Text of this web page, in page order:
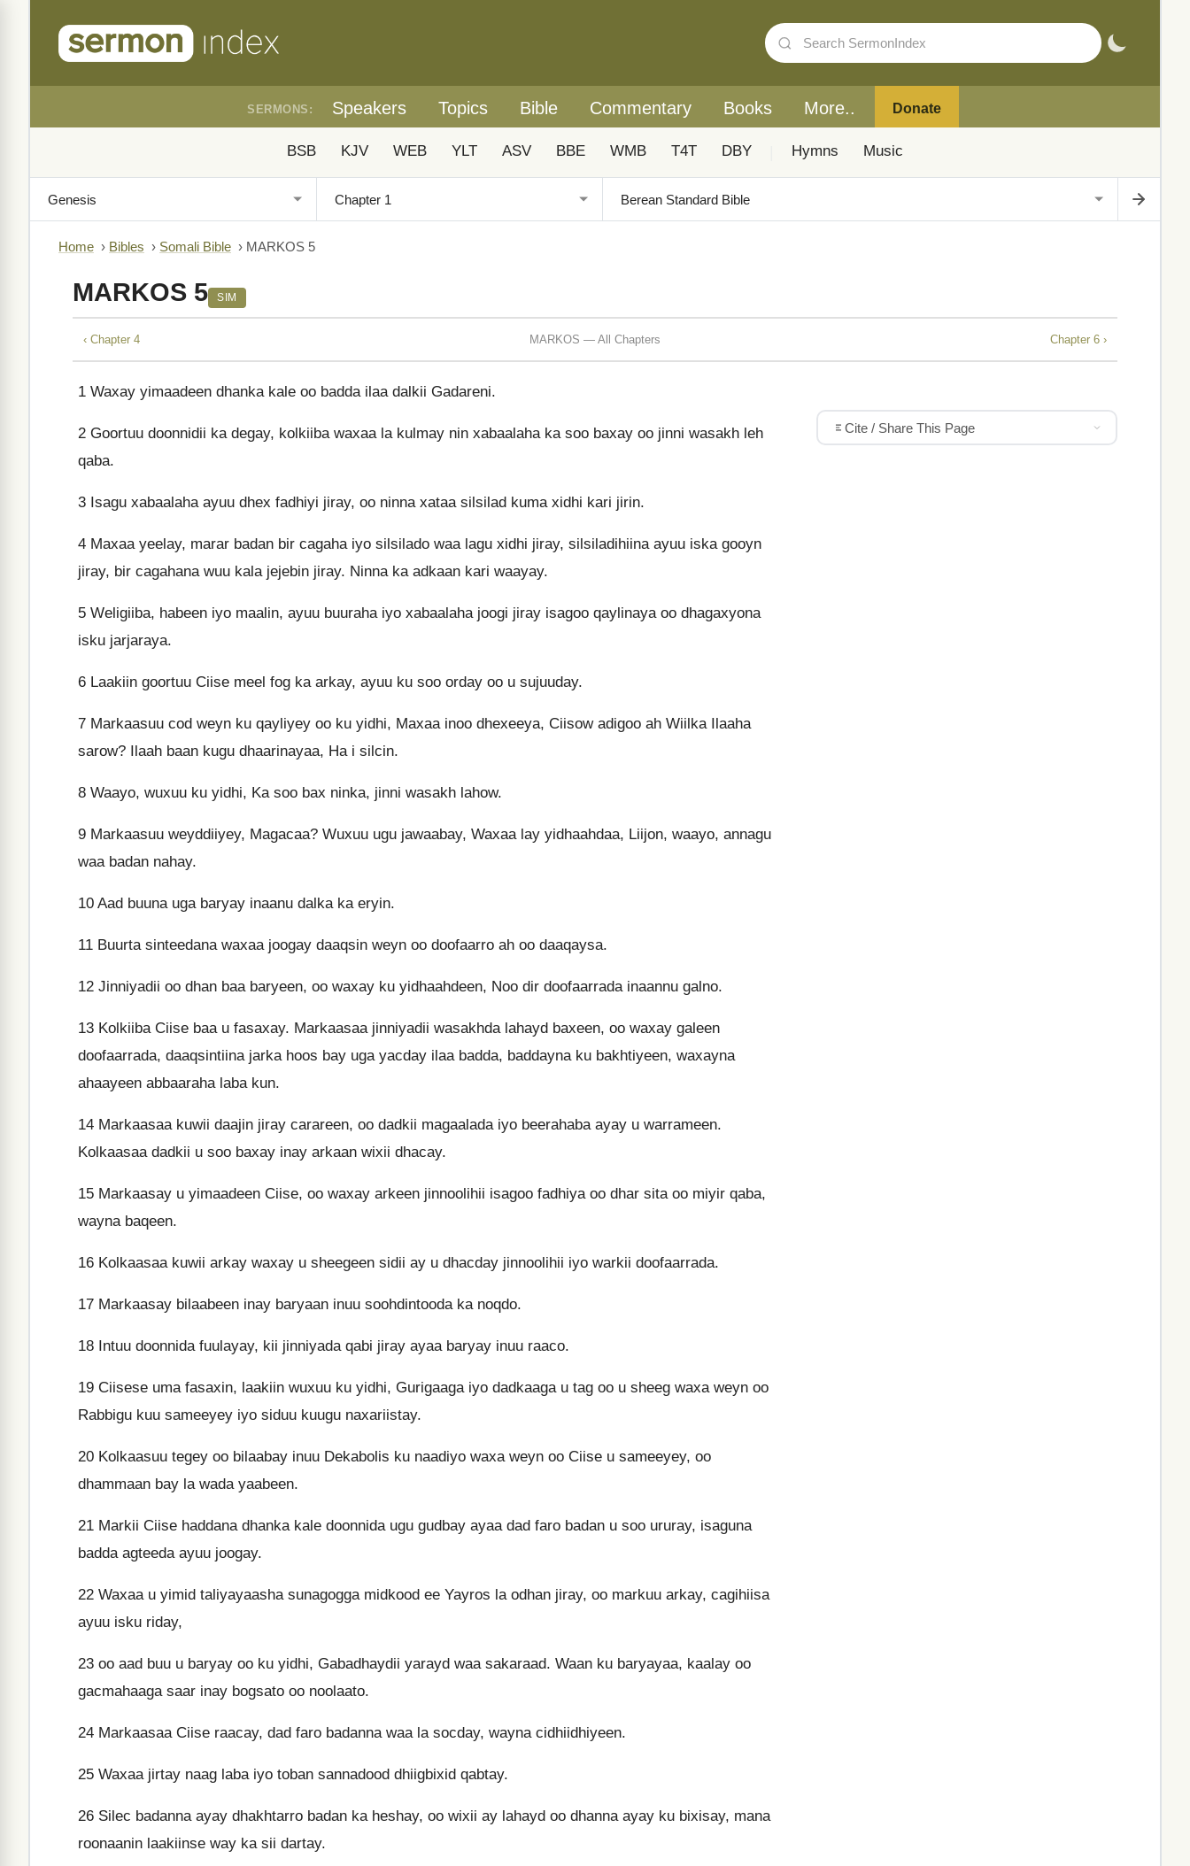
SERMONS: Speakers Topics Bible Commentary Books More.. Donate
BSB KJV WEB YLT ASV BBE WMB T4T DBY Hymns Music
Home › Bibles › Somali Bible › MARKOS 5
MARKOS 5 SIM
‹ Chapter 4 MARKOS — All Chapters Chapter 6 ›
1 Waxay yimaadeen dhanka kale oo badda ilaa dalkii Gadareni.
2 Goortuu doonnidii ka degay, kolkiiba waxaa la kulmay nin xabaalaha ka soo baxay oo jinni wasakh leh
qaba.
3 Isagu xabaalaha ayuu dhex fadhiyi jiray, oo ninna xataa silsilad kuma xidhi kari jirin.
4 Maxaa yeelay, marar badan bir cagaha iyo silsilado waa lagu xidhi jiray, silsiladihiina ayuu iska gooyn
jiray, bir cagahana wuu kala jejebin jiray. Ninna ka adkaan kari waayay.
5 Weligiiba, habeen iyo maalin, ayuu buuraha iyo xabaalaha joogi jiray isagoo qaylinaya oo dhagaxyona
isku jarjaraya.
6 Laakiin goortuu Ciise meel fog ka arkay, ayuu ku soo orday oo u sujuuday.
7 Markaasuu cod weyn ku qayliyey oo ku yidhi, Maxaa inoo dhexeeya, Ciisow adigoo ah Wiilka Ilaaha
sarow? Ilaah baan kugu dhaarinayaa, Ha i silcin.
8 Waayo, wuxuu ku yidhi, Ka soo bax ninka, jinni wasakh lahow.
9 Markaasuu weyddiiyey, Magacaa? Wuxuu ugu jawaabay, Waxaa lay yidhaahdaa, Liijon, waayo, annagu
waa badan nahay.
10 Aad buuna uga baryay inaanu dalka ka eryin.
11 Buurta sinteedana waxaa joogay daaqsin weyn oo doofaarro ah oo daaqaysa.
12 Jinniyadii oo dhan baa baryeen, oo waxay ku yidhaahdeen, Noo dir doofaarrada inaannu galno.
13 Kolkiiba Ciise baa u fasaxay. Markaasaa jinniyadii wasakhda lahayd baxeen, oo waxay galeen
doofaarrada, daaqsintiina jarka hoos bay uga yacday ilaa badda, baddayna ku bakhtiyeen, waxayna
ahaayeen abbaaraha laba kun.
14 Markaasaa kuwii daajin jiray carareen, oo dadkii magaalada iyo beerahaba ayay u warrameen.
Kolkaasaa dadkii u soo baxay inay arkaan wixii dhacay.
15 Markaasay u yimaadeen Ciise, oo waxay arkeen jinnoolihii isagoo fadhiya oo dhar sita oo miyir qaba,
wayna baqeen.
16 Kolkaasaa kuwii arkay waxay u sheegeen sidii ay u dhacday jinnoolihii iyo warkii doofaarrada.
17 Markaasay bilaabeen inay baryaan inuu soohdintooda ka noqdo.
18 Intuu doonnida fuulayay, kii jinniyada qabi jiray ayaa baryay inuu raaco.
19 Ciisese uma fasaxin, laakiin wuxuu ku yidhi, Gurigaaga iyo dadkaaga u tag oo u sheeg waxa weyn oo
Rabbigu kuu sameeyey iyo siduu kuugu naxariistay.
20 Kolkaasuu tegey oo bilaabay inuu Dekabolis ku naadiyo waxa weyn oo Ciise u sameeyey, oo
dhammaan bay la wada yaabeen.
21 Markii Ciise haddana dhanka kale doonnida ugu gudbay ayaa dad faro badan u soo ururay, isaguna
badda agteeda ayuu joogay.
22 Waxaa u yimid taliyayaasha sunagogga midkood ee Yayros la odhan jiray, oo markuu arkay, cagihiisa
ayuu isku riday,
23 oo aad buu u baryay oo ku yidhi, Gabadhaydii yarayd waa sakaraad. Waan ku baryayaa, kaalay oo
gacmahaaga saar inay bogsato oo noolaato.
24 Markaasaa Ciise raacay, dad faro badanna waa la socday, wayna cidhiidhiyeen.
25 Waxaa jirtay naag laba iyo toban sannadood dhiigbixid qabtay.
26 Silec badanna ayay dhakhtarro badan ka heshay, oo wixii ay lahayd oo dhanna ayay ku bixisay, mana
roonaanin laakiinse way ka sii dartay.
Cite / Share This Page